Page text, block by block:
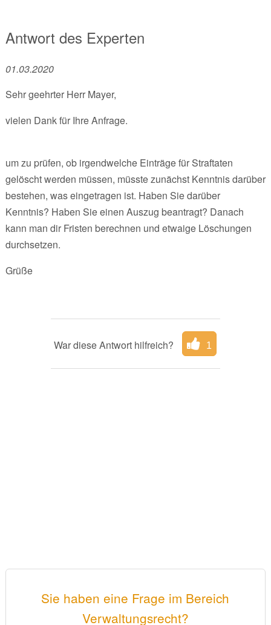
Antwort des Experten
01.03.2020
Sehr geehrter Herr Mayer,
vielen Dank für Ihre Anfrage.
um zu prüfen, ob irgendwelche Einträge für Straftaten
gelöscht werden müssen, müsste zunächst Kenntnis darüber
bestehen, was eingetragen ist. Haben Sie darüber
Kenntnis? Haben Sie einen Auszug beantragt? Danach
kann man dir Fristen berechnen und etwaige Löschungen
durchsetzen.
Grüße
War diese Antwort hilfreich? 1
Sie haben eine Frage im Bereich
Verwaltungsrecht?